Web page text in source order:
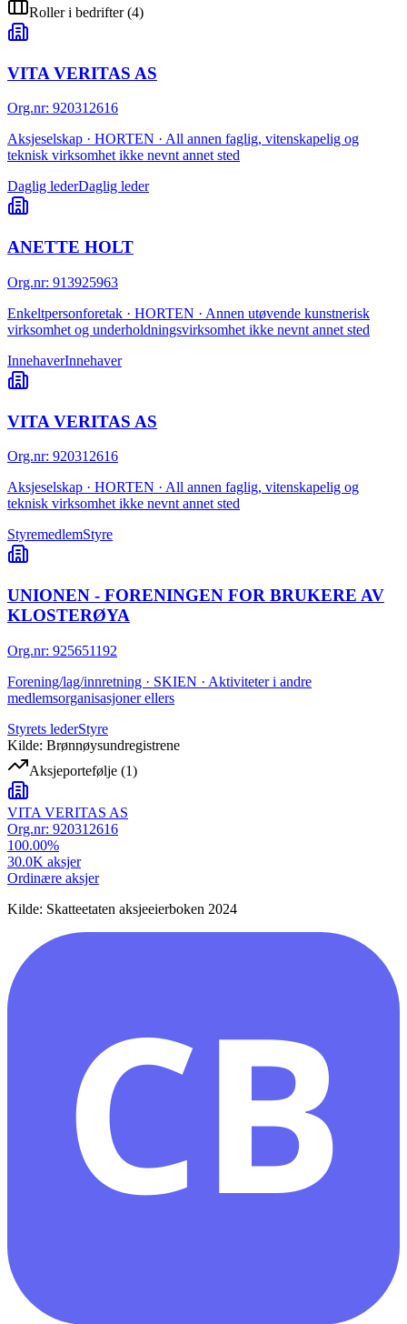
Roller i bedrifter(4)
VITA VERITAS AS
Org.nr: 920312616
Aksjeselskap · HORTEN · All annen faglig, vitenskapelig og
teknisk virksomhet ikke nevnt annet sted
Daglig lederDaglig leder
ANETTE HOLT
Org.nr: 913925963
Enkeltpersonforetak · HORTEN · Annen utøvende kunstnerisk
virksomhet og underholdningsvirksomhet ikke nevnt annet sted
InnehaverInnehaver
VITA VERITAS AS
Org.nr: 920312616
Aksjeselskap · HORTEN · All annen faglig, vitenskapelig og
teknisk virksomhet ikke nevnt annet sted
StyremedlemStyre
UNIONEN - FORENINGEN FOR BRUKERE AV
KLOSTERØYA
Org.nr: 925651192
Forening/lag/innretning · SKIEN · Aktiviteter i andre
medlemsorganisasjoner ellers
Styrets lederStyre
Kilde: Brønnøysundregistrene
Aksjeportefølje (1)
VITA VERITAS AS
Org.nr: 920312616
100.00%
30.0K aksjer
Ordinære aksjer
Kilde: Skatteetaten aksjeeierboken 2024
CB